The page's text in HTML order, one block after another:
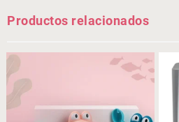
Productos relacionados